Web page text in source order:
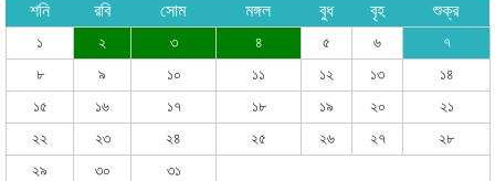
শনি রবি সোম মঙ্গল বুধ বৃহ শুক্র
১ ২ ৩ ৪ ৫ ৬
৭
৮
৯ ১০ ১১ ১২ ১৩
১৪
১৫
১৬ ১৭ ১৮ ১৯ ২০
২১
২২
২৩ ২৪ ২৫ ২৬ ২৭
২৮
২৯
৩০ ৩১